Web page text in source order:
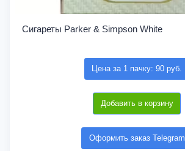
Сигареты Parker & Simpson White
Цена за 1 пачку: 90 руб.
Добавить в корзину
Оформить заказ Telegram